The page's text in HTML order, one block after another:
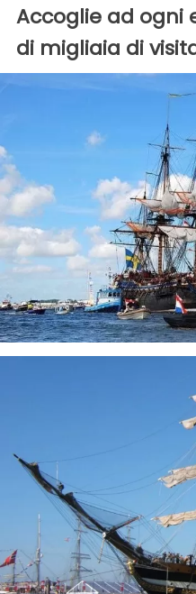
Accoglie ad ogni
di migliaia di